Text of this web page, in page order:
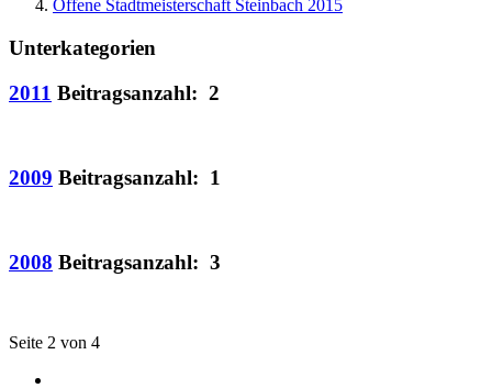
Offene Stadtmeisterschaft Steinbach 2015
Unterkategorien
2011 Beitragsanzahl: 2
2009 Beitragsanzahl: 1
2008 Beitragsanzahl: 3
Seite 2 von 4